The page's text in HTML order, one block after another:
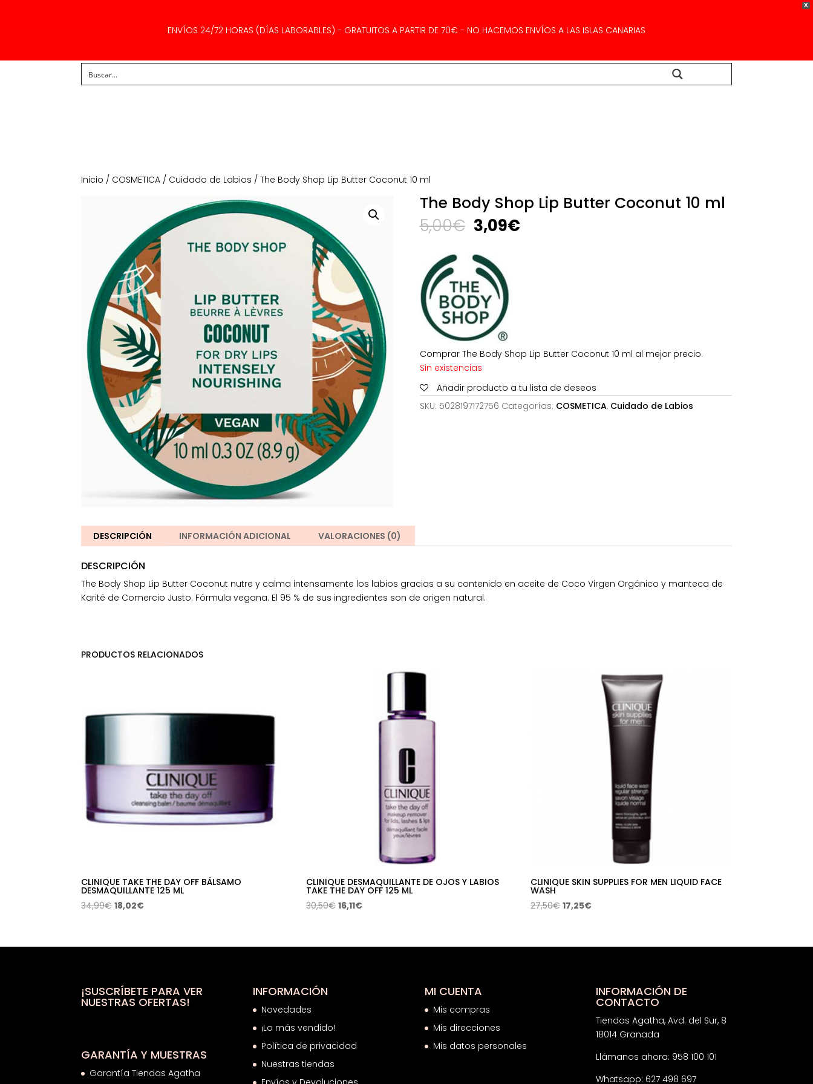
X
ENVÍOS 24/72 HORAS (DÍAS LABORABLES) - GRATUITOS A PARTIR DE 70€ - NO HACEMOS ENVÍOS A LAS ISLAS CANARIAS
Inicio / COSMETICA / Cuidado de Labios / The Body Shop Lip Butter Coconut 10 ml
The Body Shop Lip Butter Coconut 10 ml
5,00€ El
precio
original
era:
5,00€.
3,09€El
Comprar The Body Shop Lip Butter Coconut 10 ml al mejor precio.
Sin existencias
Añadir producto a tu lista de deseos
SKU: 5028197172756 Categorías: COSMETICA, Cuidado de Labios
DESCRIPCIÓN INFORMACIÓN ADICIONAL VALORACIONES (0)
DESCRIPCIÓN
The Body Shop Lip Butter Coconut nutre y calma intensamente los labios gracias a su contenido en aceite de Coco Virgen Orgánico y manteca de
Karité de Comercio Justo. Fórmula vegana. El 95 % de sus ingredientes son de origen natural.
PRODUCTOS RELACIONADOS
CLINIQUE TAKE THE DAY OFF BÁLSAMO
DESMAQUILLANTE 125 ML
34,99€El
era:
18,02€El
es:
CLINIQUE DESMAQUILLANTE DE OJOS Y LABIOS
TAKE THE DAY OFF 125 ML
30,50€ El
era:
16,11€El
es:
CLINIQUE SKIN SUPPLIES FOR MEN LIQUID FACE
WASH
27,50€El
era:
17,25€El
es:
¡SUSCRÍBETE PARA VER
NUESTRAS OFERTAS!
GARANTÍA Y MUESTRAS
Garantía Tiendas Agatha
INFORMACIÓN
Novedades
¡Lo más vendido!
Política de privacidad
Nuestras tiendas
MI CUENTA
Mis compras
Mis direcciones
Mis datos personales
INFORMACIÓN DE
CONTACTO
Tiendas Agatha, Avd. del Sur, 8
18014 Granada
Llámanos ahora: 958 100 101
Whatsapp: 627 498 697